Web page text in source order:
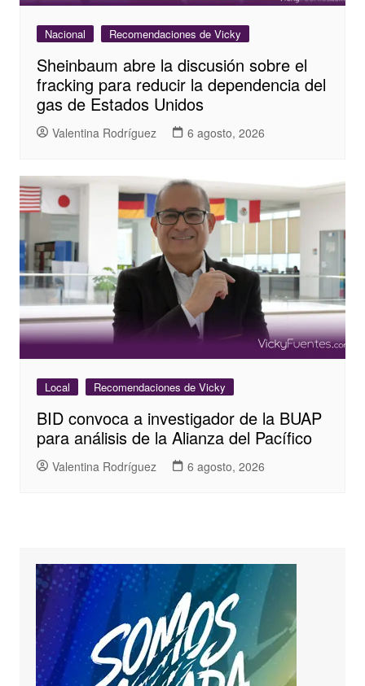
Nacional Recomendaciones de Vicky
Sheinbaum abre la discusión sobre el
fracking para reducir la dependencia del
gas de Estados Unidos
Valentina Rodríguez 6 agosto, 2026
Local Recomendaciones de Vicky
BID convoca a investigador de la BUAP
para análisis de la Alianza del Pacífico
Valentina Rodríguez 6 agosto, 2026